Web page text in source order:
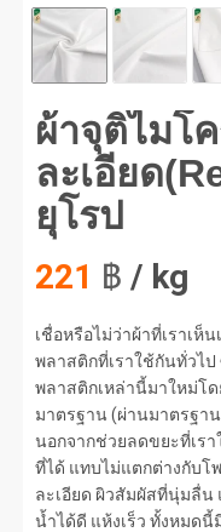
จุติไมโครเนื้อละเอียด
ผ้าจุติไมโ
ละเอียด
ยุโรป
221 ฿ / kg
เชื่อหรือไม่ว่าผ้าที่เราเห็
พลาสติกที่เราใช้กันทั่วไ
พลาสติกเหล่านี้มาใหม่โ
มาตรฐาน (ผ่านมาตรฐา
นอกจากช่วยลดขยะที่เร
ที่ได้ แทบไม่แตกต่างกับโ
ละเอียด ผิวสัมผัสที่นุ่มลื่
น้ำได้ดี แห้งเร็ว ทั้งหมด